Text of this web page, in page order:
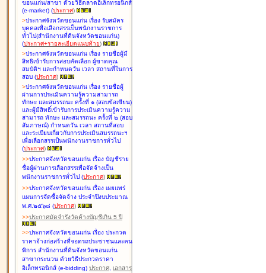
ขอนแก่น/สาขา ด้วยวิธีตลาดอิเล็กทรอนิกส์
(e-market) (ประกาศ)
>ประกาศจังหวัดขอนแก่น เรื่อง รับสมัคร
บุคคลเพื่อเลือกสรรเป็นพนักงานราชการ
ทั่วไป(สำนักงานที่ดินจังหวัดขอนแก่น)
(ประกาศ+รายละเอียดแนบท้าย)
>ประกาศจังหวัดขอนแก่น เรื่อง รายชื่อผู้มี
สิทธิเข้ารับการสอบคัดเลือก ผู้ขาดคุณ
สมบัติฯ และกำหนดวัน เวลา สถานที่ในการ
สอบ (ประกาศ)
>ประกาศจังหวัดขอนแก่น เรื่อง รายชื่อผู้
ผ่านการประเมินความรู้ความสามารถ
ทักษะ และสมรรถนะ ครั้งที่ ๑ (สอบข้อเขียน)
และผู้มีสิทธิ์เข้ารับการประเมินความรู้ความ
สามารถ ทักษะ และสมรรถนะ ครั้งที่ ๒ (สอบ
สัมภาษณ์) กำหนดวัน เวลา สถานที่สอบ
และระเบียบเกี่ยวกับการประเมินสมรรถนะฯ
เพื่อเลือกสรรเป็นพนักงานราชการทั่วไป
(ประกาศ)
>>ประกาศจังหวัดขอนแก่น เรื่อง บัญชีราย
ชื่อผู้ผ่านการเลือกสรรเพื่อจัดจ้างเป็น
พนักงานราชการทั่วไป (ประกาศ)
>>ประกาศจังหวัดขอนแก่น เรื่อง เผยแพร่
แผนการจัดซื้อจัดจ้าง ประจำปีงบประมาณ
พ.ศ.๒๕๖๘ (ประกาศ)
>>ประกาศมัดจำรังวัดค้างบัญชีเกิน 5 ปี
>>ประกาศจังหวัดขอนแก่น เรื่อง ประกวด
ราคาจ้างก่อสร้างที่จอดรถประชาชนและคน
พิการ สำนักงานที่ดินจังหวัดขอนแก่น
สาขากระนวน ด้วยวิธีประกวดราคา
อิเล็กทรอนิกส์ (e-bidding) ประกาศ, เอกสาร